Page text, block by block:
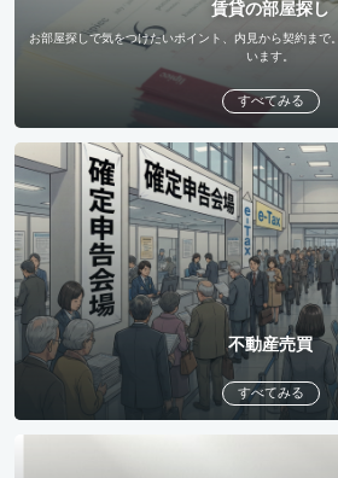
賃貸の部屋探し
お部屋探しで気をつけたいポイント、内見から契約まで
います。
すべてみる
不動産売買
すべてみる